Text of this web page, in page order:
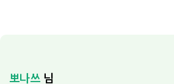
뽀나쓰 님